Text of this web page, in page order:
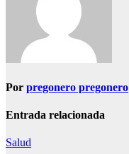
Por pregonero pregonero
Entrada relacionada
Salud